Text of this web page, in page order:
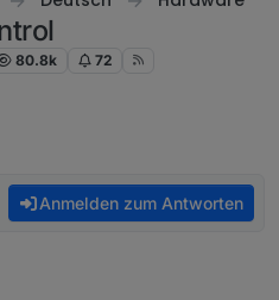
80.8k 72
Anmelden zum Antworten